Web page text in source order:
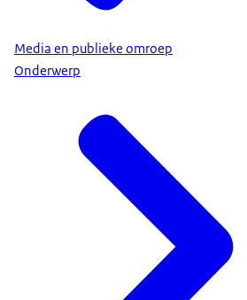
Media en publieke omroep
Onderwerp